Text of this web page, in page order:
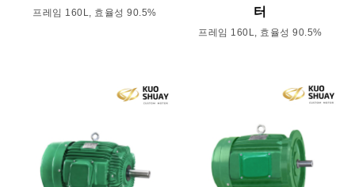
프레임 160L, 효율성 90.5%
터
프레임 160L, 효율성 90.5%